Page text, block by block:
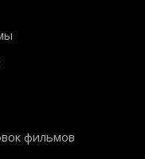
фильмов